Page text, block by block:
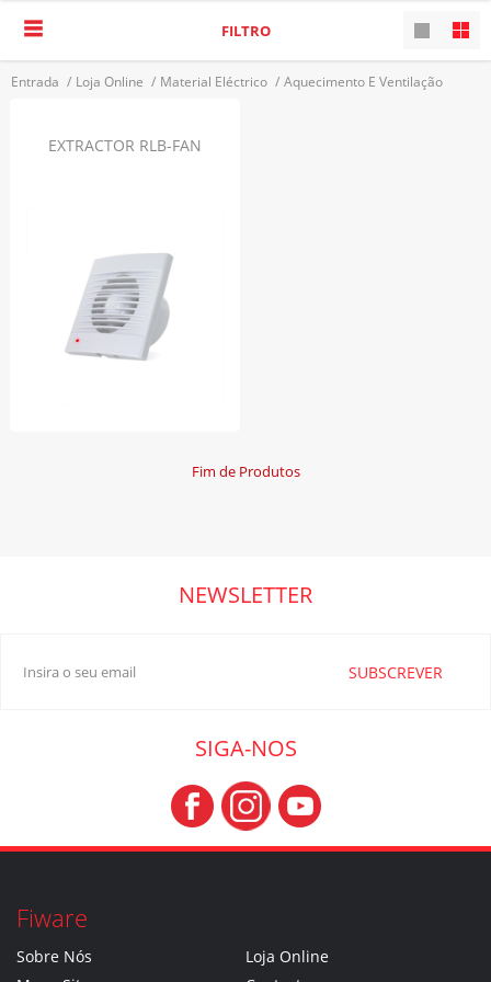
Entrada / Loja Online / Material Eléctrico / Aquecimento E Ventilação
FILTRO
EXTRACTOR RLB-FAN
Fim de Produtos
NEWSLETTER
SUBSCREVER
SIGA-NOS
Fiware
Sobre Nós
Loja Online